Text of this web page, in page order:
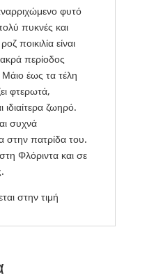
φυτό
πυκνές και
ποικιλία είναι
περίοδος
έως τα τέλη
φτερωτά,
ιδιαίτερα ζωηρό.
συχνά
στην πατρίδα του.
Φλόριντα και σε
στην τιμή